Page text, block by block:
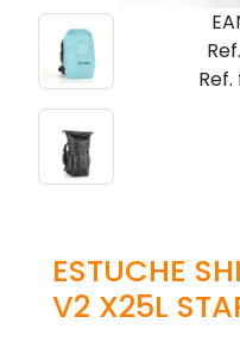
ESTUCHE
V2 X25L